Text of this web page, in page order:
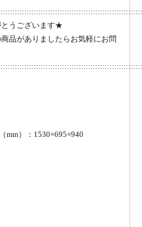
うございます★
品がありましたらお気軽にお問
mm）：1530×695×940